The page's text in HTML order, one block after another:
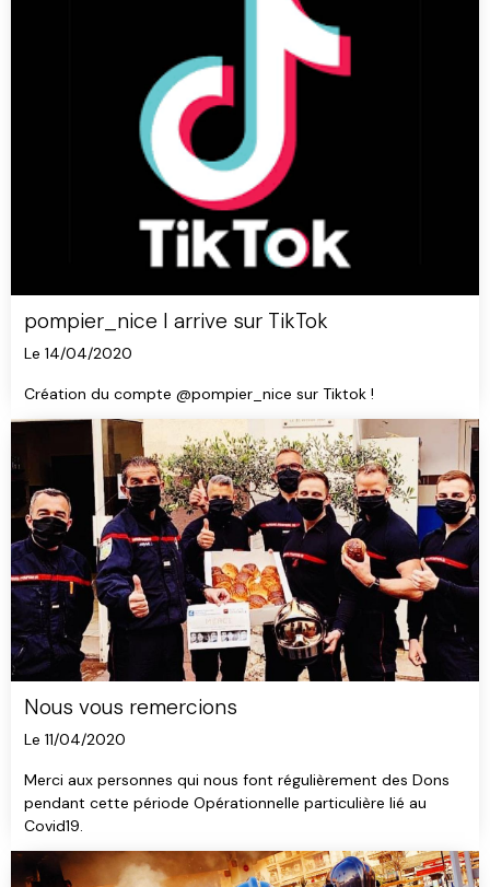
pompier_nice I arrive sur TikTok
Le 14/04/2020
Création du compte @pompier_nice sur Tiktok !
Nous vous remercions
Le 11/04/2020
Merci aux personnes qui nous font régulièrement des Dons
pendant cette période Opérationnelle particulière lié au
Covid19.